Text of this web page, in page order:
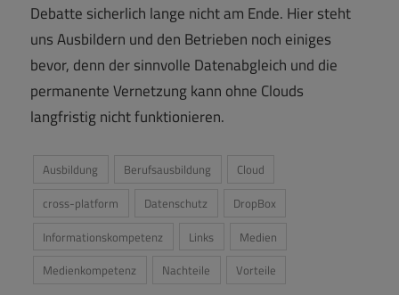
Debatte sicherlich lange nicht am Ende. Hier steht
uns Ausbildern und den Betrieben noch einiges
bevor, denn der sinnvolle Datenabgleich und die
permanente Vernetzung kann ohne Clouds
langfristig nicht funktionieren.
Ausbildung Berufsausbildung
Cloud
cross-platform
Datenschutz
DropBox
Informationskompetenz
Links
Medien
Medienkompetenz
Nachteile Vorteile